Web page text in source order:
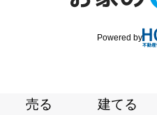
Powered by
売る 建てる